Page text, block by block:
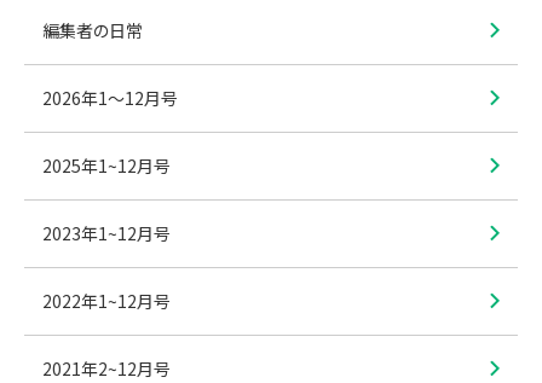
編集者の日常
2026年1〜12月号
2025年1~12月号
2023年1~12月号
2022年1~12月号
2021年2~12月号